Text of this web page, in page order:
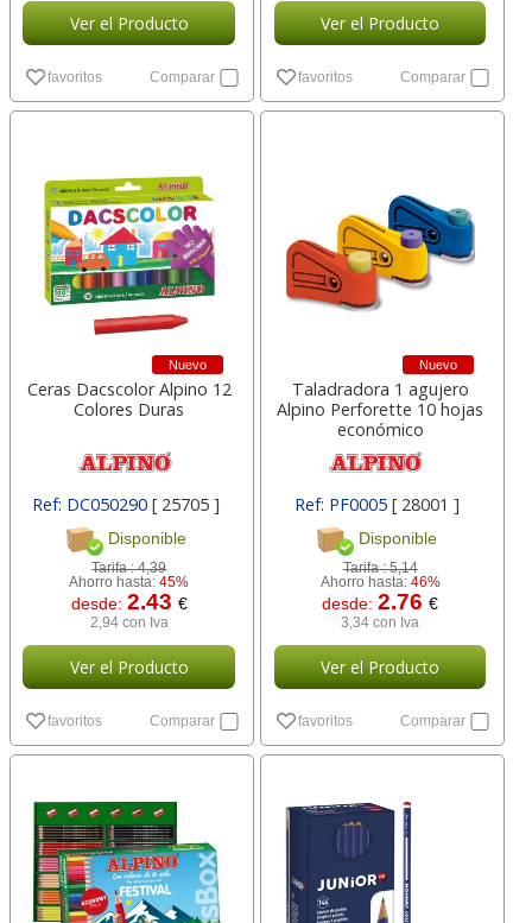
Ver el Producto
favoritos Comparar
Ver el Producto
favoritos Comparar
Nuevo
Ceras Dacscolor Alpino 12
Colores Duras
Ref: DC050290[ 25705 ]
Disponible
Tarifa :4,39
Ahorro hasta:45%
desde: 2.43 €
2,94 con Iva
Ver el Producto
favoritos Comparar
Nuevo
Taladradora 1 agujero
Alpino Perforette 10 hojas
económico
Ref: PF0005 [ 28001 ]
Disponible
Tarifa :5,14
Ahorro hasta: 46%
desde:2.76€
3,34 con Iva
Ver el Producto
favoritos Comparar